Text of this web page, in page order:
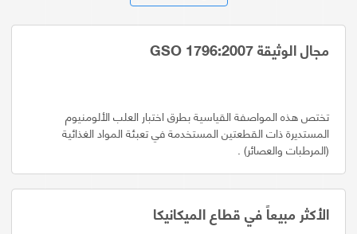
مجال الوثيقة GSO 1796:2007
تختص هذه المواصفة القياسية بطرق اختبار العلب الألومنيوم
المستديرة ذات القطعتين المستخدمة في تعبئة المواد الغذائية
(المرطبات والعصائر) .
الأكثر مبيعاً في قطاع الميكانيكا